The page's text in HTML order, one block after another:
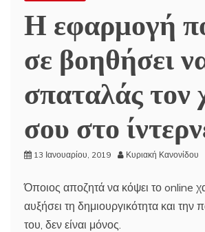
Η εφαρμογή
σε βοηθήσει
σπαταλάς τον
σου στο
13 Ιανουαρίου, 2019 Κυριακή Κανονίδου
Όποιος αποζητά να κόψει το online
αυξήσει τη δημιουργικότητα και την
του, δεν είναι μόνος.